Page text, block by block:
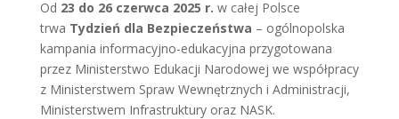
Od 23 do 26 czerwca 2025 r. w całej Polsce
trwa Tydzień dla Bezpieczeństwa – ogólnopolska
kampania informacyjno-edukacyjna przygotowana
przez Ministerstwo Edukacji Narodowej we współpracy
z Ministerstwem Spraw Wewnętrznych i Administracji,
Ministerstwem Infrastruktury oraz NASK.